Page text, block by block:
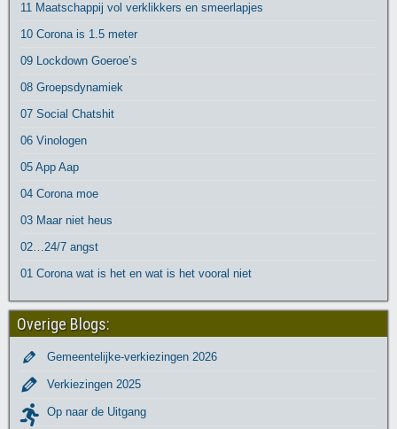
11 Maatschappij vol verklikkers en smeerlapjes
10 Corona is 1.5 meter
09 Lockdown Goeroe’s
08 Groepsdynamiek
07 Social Chatshit
06 Vinologen
05 App Aap
04 Corona moe
03 Maar niet heus
02…24/7 angst
01 Corona wat is het en wat is het vooral niet
Overige Blogs:
Gemeentelijke-verkiezingen 2026
Verkiezingen 2025
Op naar de Uitgang